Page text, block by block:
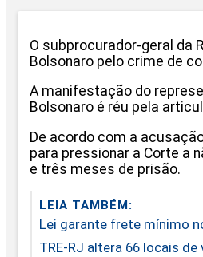
O subprocurador-geral da
Bolsonaro pelo crime de
A manifestação do
Bolsonaro é réu pela
De acordo com a
para pressionar a Corte a
e três meses de prisão.
LEIA TAMBÉM:
Lei garante frete mínimo
TRE-RJ altera 66 locais